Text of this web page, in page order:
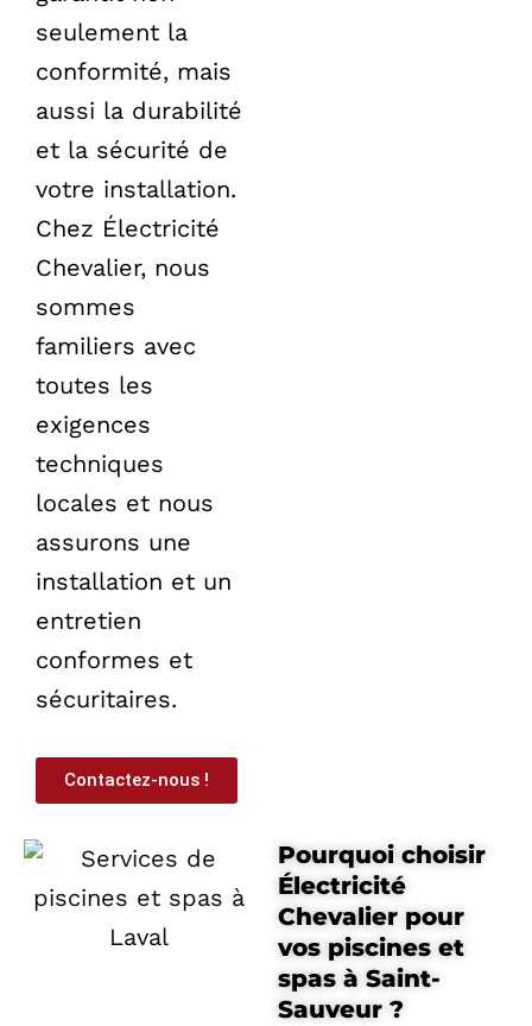
seulement la
conformité, mais
aussi la durabilité
et la sécurité de
votre installation.
Chez Électricité
Chevalier, nous
sommes
familiers avec
toutes les
exigences
techniques
locales et nous
assurons une
installation et un
entretien
conformes et
sécuritaires.
Contactez-nous !
Pourquoi choisir
Électricité
Chevalier pour
vos piscines et
spas à Saint-
Sauveur ?